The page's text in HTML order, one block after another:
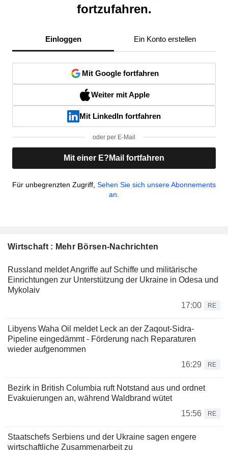
fortzufahren.
Einloggen Ein Konto erstellen
Mit Google fortfahren
Weiter mit Apple
Mit LinkedIn fortfahren
oder per E-Mail
Mit einer E?Mail fortfahren
Für unbegrenzten Zugriff, Sehen Sie sich unsere Abonnements
an.
Wirtschaft : Mehr Börsen-Nachrichten
Russland meldet Angriffe auf Schiffe und militärische
Einrichtungen zur Unterstützung der Ukraine in Odesa und
Mykolaiv
17:00
RE
Libyens Waha Oil meldet Leck an der Zaqout-Sidra-
Pipeline eingedämmt - Förderung nach Reparaturen
wieder aufgenommen
16:29
RE
Bezirk in British Columbia ruft Notstand aus und ordnet
Evakuierungen an, während Waldbrand wütet
15:56
RE
Staatschefs Serbiens und der Ukraine sagen engere
wirtschaftliche Zusammenarbeit zu